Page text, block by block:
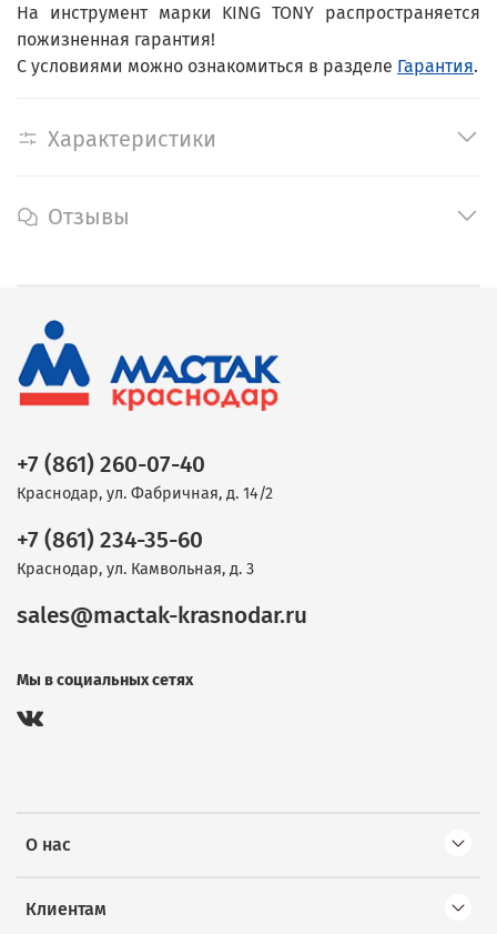
На инструмент марки KING TONY распространяется
пожизненная гарантия!
С условиями можно ознакомиться в разделе Гарантия.
Характеристики
Отзывы
О нас
Клиентам
+7 (861) 260-07-40
Краснодар, ул. Фабричная, д. 14/2
+7 (861) 234-35-60
Краснодар, ул. Камвольная, д. 3
sales@mactak-krasnodar.ru
Мы в социальных сетях